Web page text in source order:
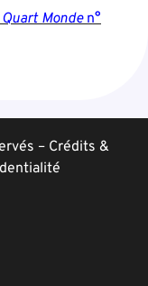
Monden°
– Crédits &